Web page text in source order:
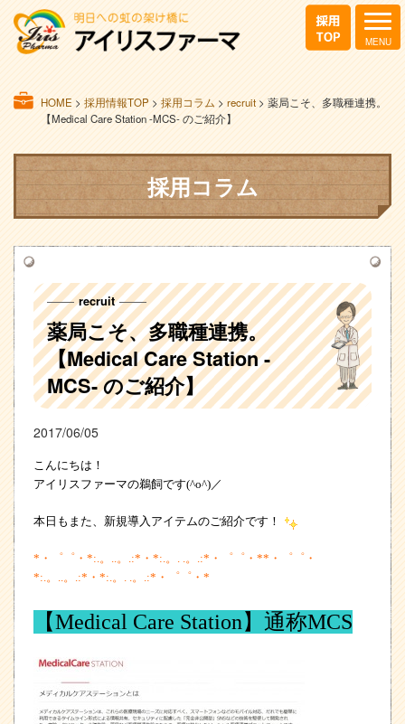
HOME > 採用情報TOP > 採用コラム > recruit > 薬局こそ、多職種連携。
【Medical Care Station -MCS- のご紹介】
採用コラム
recruit
薬局こそ、多職種連携。
【Medical Care Station -
MCS- のご紹介】
2017/06/05
こんにちは！
アイリスファーマの鵜飼です(^o^)／
本日もまた、新規導入アイテムのご紹介です！
* ・゜゜・ *:. 。 。 .:* ・ *:. 。 。 .:* ・゜゜・ ** ・゜゜・
*:. 。 。 .:* ・ *:. 。 。 .:* ・゜゜・ *
【Medical Care Station】通称MCS